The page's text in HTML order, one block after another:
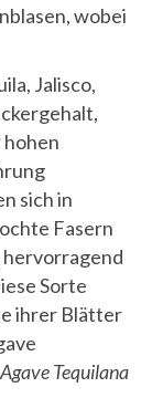
wobei
Jalisco,
hohen
sich in
Fasern
hervorragend
Sorte
ihrer Blätter
Agave Tequilana